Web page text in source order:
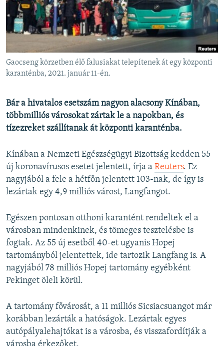
EURÓPAI UNIÓ
VILÁG
KLÍMAVÁLTOZÁS
A MÚLT TANULSÁGAI
Gaocseng körzetben élő falusiakat telepítenek át egy központi
karanténba, 2021. január 11-én.
Bár a hivatalos esetszám nagyon alacsony Kínában,
többmilliós városokat zártak le a napokban, és
tízezreket szállítanak át központi karanténba.
Kínában a Nemzeti Egészségügyi Bizottság kedden 55
új koronavírusos esetet jelentett, írja a Reuters. Ez
nagyjából a fele a hétfőn jelentett 103-nak, de így is
lezártak egy 4,9 milliós várost, Langfangot.
Egészen pontosan otthoni karantént rendeltek el a
városban mindenkinek, és tömeges tesztelésbe is
fogtak. Az 55 új esetből 40-et ugyanis Hopej
tartományból jelentettek, ide tartozik Langfang is. A
nagyjából 78 milliós Hopej tartomány egyébként
Pekinget öleli körül.
A tartomány fővárosát, a 11 milliós Sicsiacsuangot már
korábban lezárták a hatóságok. Lezártak egyes
autópályalehajtókat is a városba, és visszafordítják a